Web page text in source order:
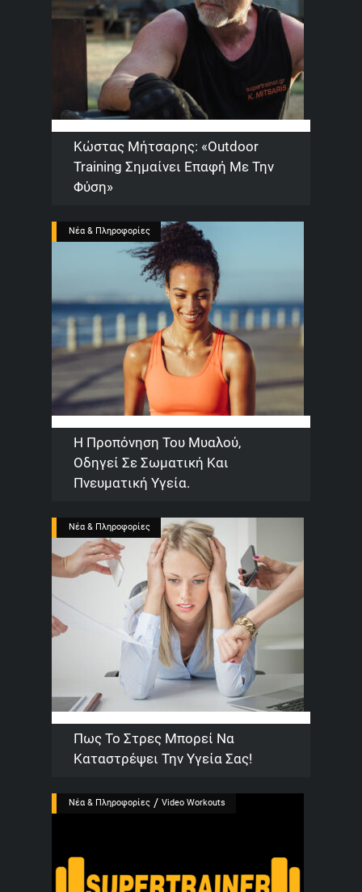
Κώστας Μήτσαρης: «Outdoor
Training Σημαίνει Επαφή Με Την
Φύση»
Νέα & Πληροφορίες
Η Προπόνηση Του Μυαλού,
Οδηγεί Σε Σωματική Και
Πνευματική Υγεία.
Νέα & Πληροφορίες
Πως Το Στρες Μπορεί Να
Καταστρέψει Την Υγεία Σας!
Νέα & Πληροφορίες / Video Workouts